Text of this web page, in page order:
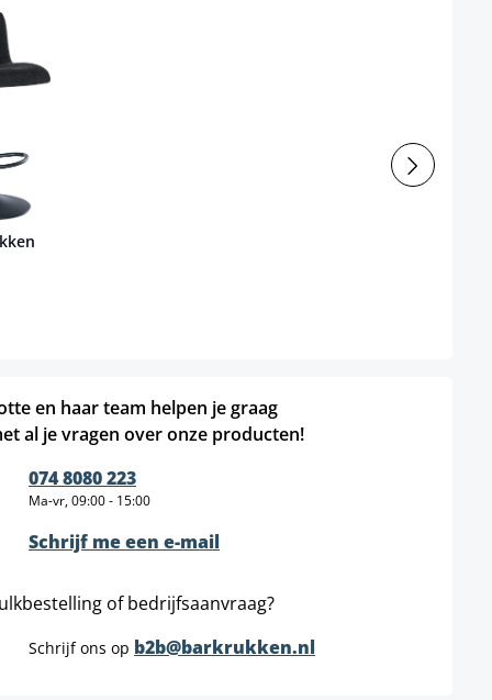
en haar team helpen je graag
al je vragen over onze producten!
074 8080 223
Ma-vr, 09:00 - 15:00
Schrijf me een e-mail
of bedrijfsaanvraag?
Schrijf ons op b2b@barkrukken.nl